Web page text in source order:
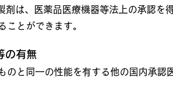
剤は、医薬品医療機器等法上の承認を
ことができます。
の有無
のと同一の性能を有する他の国内承認